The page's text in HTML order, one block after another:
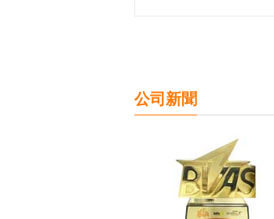
公司新聞